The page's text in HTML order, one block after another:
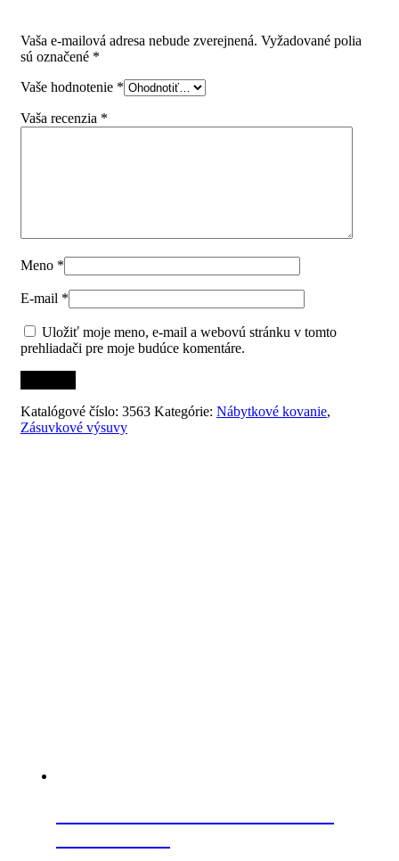
Vaša e-mailová adresa nebude zverejnená. Vyžadované polia
sú označené *
Vaše hodnotenie *
Vaša recenzia *
Meno *
E-mail *
Uložiť moje meno, e-mail a webovú stránku v tomto
prehliadači pre moje budúce komentáre.
Katalógové číslo: 3563 Kategórie: Nábytkové kovanie,
Zásuvkové výsuvy